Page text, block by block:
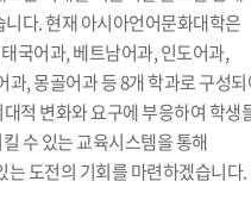
다. 현재 아시아언어문화대학은
국어과, 베트남어과, 인도어과,
, 몽골어과 등 8개 학과로 구성
적 변화와 요구에 부응하여 학생
수 있는 교육시스템을 통해
는 도전의 기회를 마련하겠습니다.